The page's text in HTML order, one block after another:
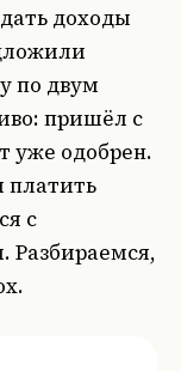
доходы
по двум
пришёл с
уже одобрен.
платить
с
Разбираемся,